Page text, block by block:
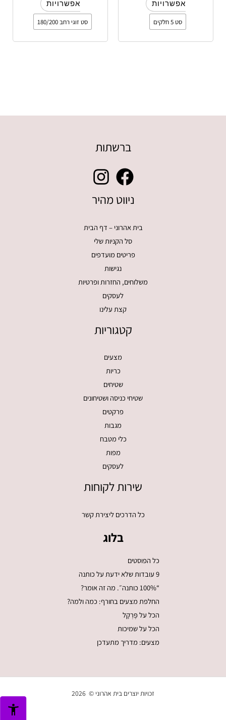
אפשרויות
סט 5 חלקים
אפשרויות
סט זוגי רחב 180/200
ברשתות
ניווט מהיר
בית אהרוני – דף הבית
סל הקניות שלי
פריטים מועדפים
נגישות
משלוחים, החזרות ופרטיות
לעסקים
קצת עלינו
קטגוריות
מצעים
כריות
שטיחים
שטיחי כניסה ושטיחונים
פרקטים
מגבות
כלי מטבח
מפות
לעסקים
שירות לקוחות
כל הדרכים ליצירת קשר
בלוג
כל הפוסטים
9 עובדות שלא ידעת על כותנה
“100% כותנה״. מה זה אומר?
החלפת מצעים בחורף: כמה ולמה?
הכל על פֶּרְקָל
הכל על שמיכות
מצעים: מדריך מתעדכן
זכויות יוצרים בית אהרוני © 2026